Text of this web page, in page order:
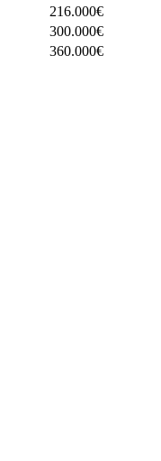
216.000€
300.000€
360.000€